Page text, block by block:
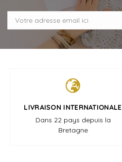
LIVRAISON INTERNATIONALE
Dans 22 pays depuis la
Bretagne